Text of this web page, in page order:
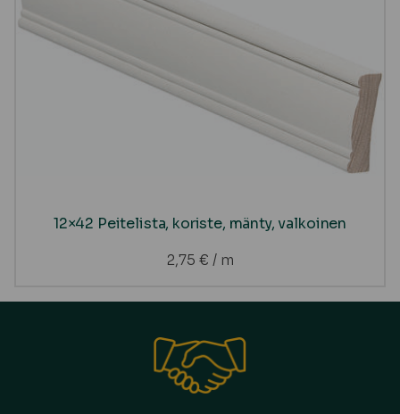
12×42 Peitelista, koriste, mänty, valkoinen
2,75 € / m